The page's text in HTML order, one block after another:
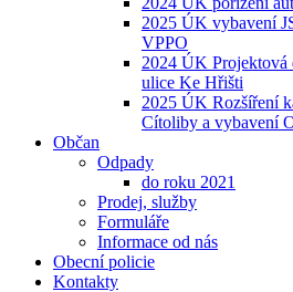
2025 ÚK vybavení
VPPO
2024 ÚK Projektová
ulice Ke Hřišti
2025 ÚK Rozšíření
Cítoliby a vybavení
Občan
Odpady
do roku 2021
Prodej, služby
Formuláře
Informace od nás
Obecní policie
Kontakty